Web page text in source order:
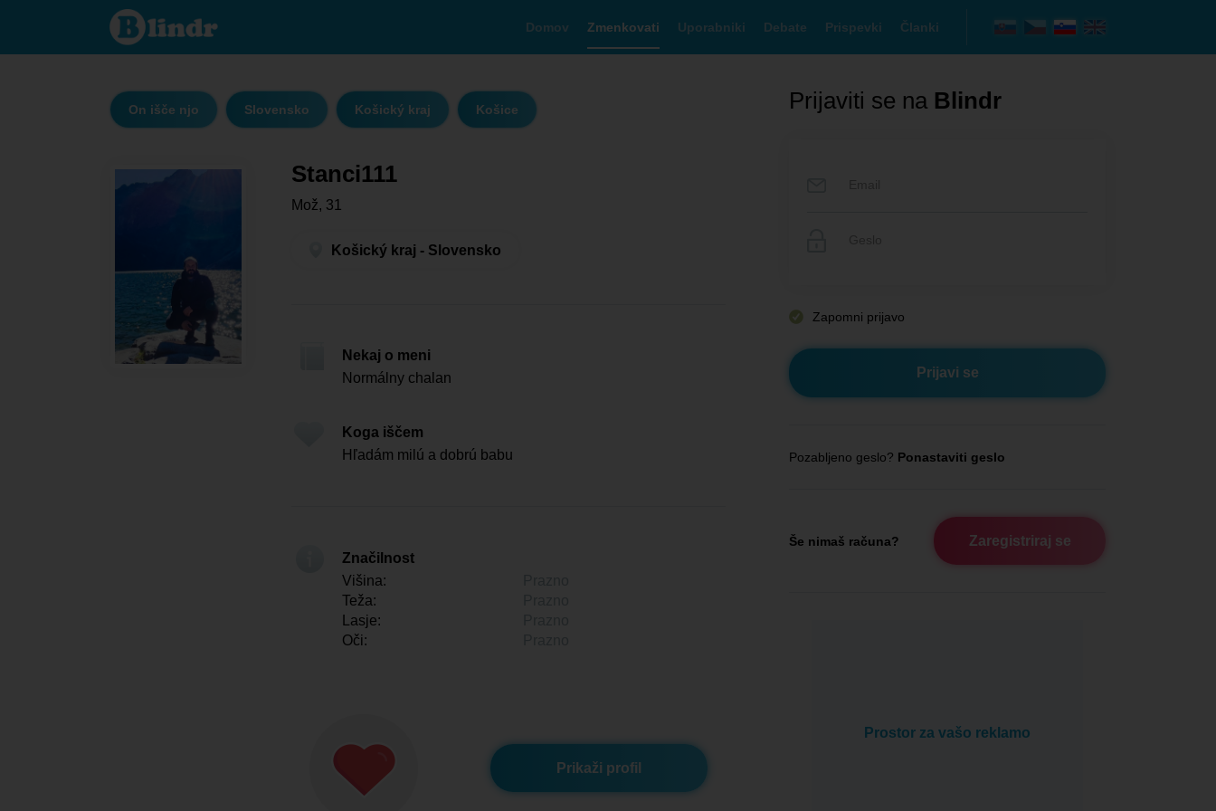
Stanci111
- On išče
njo
Domov Zmenkovati Uporabniki Debate Prispevki Članki
On išče njo Slovensko Košický kraj Košice
Stanci111
Mož, 31
Košický kraj - Slovensko
Nekaj o meni
Normálny chalan
Koga iščem
Hľadám milú a dobrú babu
Značilnost
Višina:
Teža:
Lasje:
Oči:
Prikaži profil
Prijaviti se na Blindr
Zapomni prijavo
Pozabljeno geslo? Ponastaviti geslo
Še nimaš računa? Zaregistriraj se
Prostor za vašo reklamo